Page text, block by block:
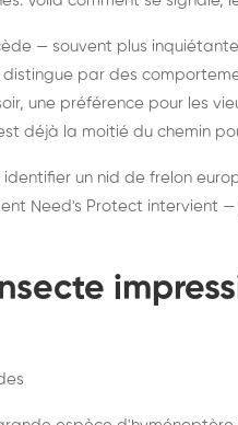
Dératisation :
durablement
souris, partout
— souvent plus
par des
une préférence pour les
déjà la moitié du chemin
un nid de frelon
Need's Protect intervient